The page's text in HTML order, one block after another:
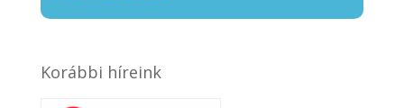
Korábbi híreink